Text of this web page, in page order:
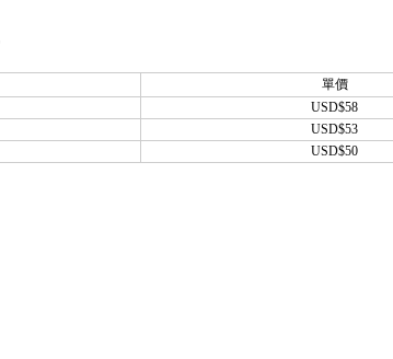
單價
USD$58
USD$53
USD$50